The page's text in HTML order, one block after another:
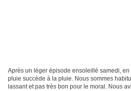
Après un léger épisode ensoleillé samedi,
pluie succède à la pluie. Nous sommes
lassant et pas très bon pour le moral. Nous